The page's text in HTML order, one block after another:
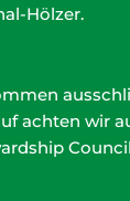
Hölzer.
achten wir